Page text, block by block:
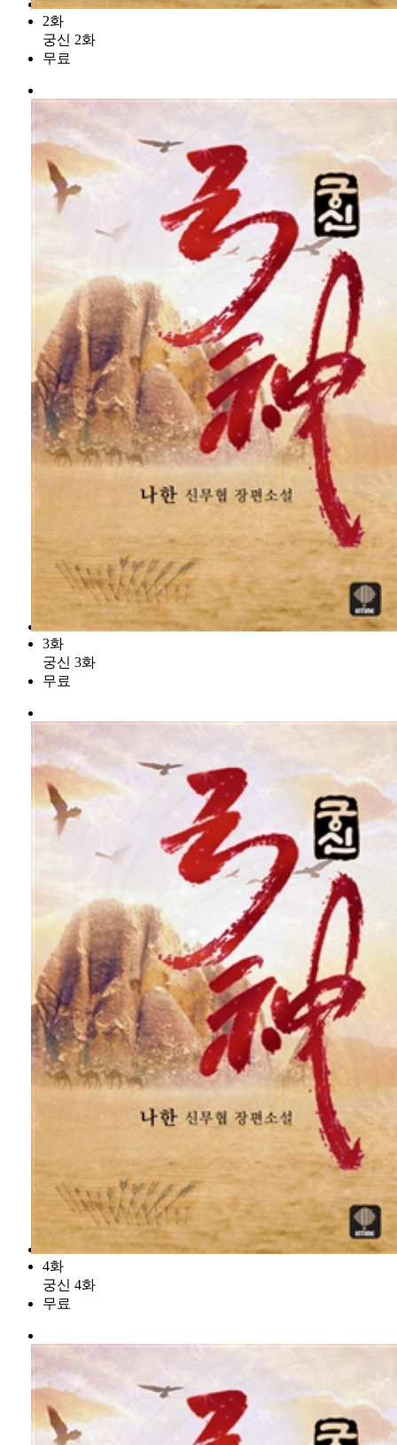
2화
궁신 2화
무료
3화
궁신 3화
무료
4화
궁신 4화
무료